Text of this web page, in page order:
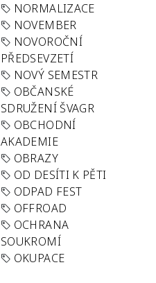
NORMALIZACE
NOVEMBER
NOVOROČNÍ
PŘEDSEVZETÍ
NOVÝ SEMESTR
OBČANSKÉ
SDRUŽENÍ ŠVAGR
OBCHODNÍ
AKADEMIE
OBRAZY
OD DESÍTI K PĚTI
ODPAD FEST
OFFROAD
OCHRANA
SOUKROMÍ
OKUPACE